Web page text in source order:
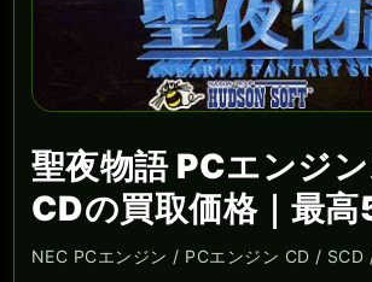
聖夜物語 PCエンジ
CDの買取価格｜最
NEC PCエンジン / PCエンジン CD /